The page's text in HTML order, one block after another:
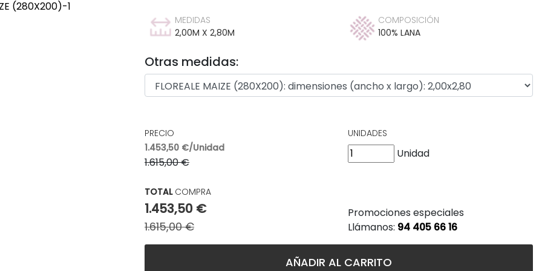
MEDIDAS
2,00M X 2,80M
COMPOSICIÓN
100% LANA
Otras medidas:
PRECIO
1.453,50 €/Unidad
1.615,00 €
UNIDADES
Unidad
TOTALCOMPRA
1.453,50 €
1.615,00 €
Promociones especiales
Llámanos: 94 405 66 16
AÑADIR AL CARRITO